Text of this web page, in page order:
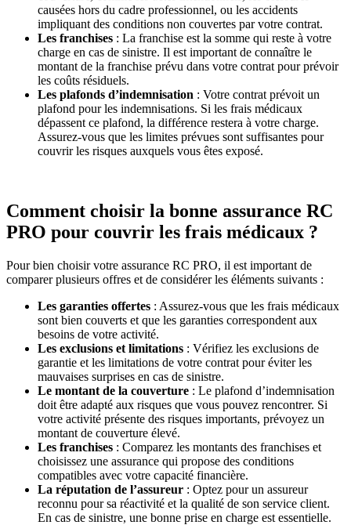
causées hors du cadre professionnel, ou les accidents
impliquant des conditions non couvertes par votre contrat.
Les franchises : La franchise est la somme qui reste à votre
charge en cas de sinistre. Il est important de connaître le
montant de la franchise prévu dans votre contrat pour prévoir
les coûts résiduels.
Les plafonds d’indemnisation : Votre contrat prévoit un
plafond pour les indemnisations. Si les frais médicaux
dépassent ce plafond, la différence restera à votre charge.
Assurez-vous que les limites prévues sont suffisantes pour
couvrir les risques auxquels vous êtes exposé.
Comment choisir la bonne assurance RC
PRO pour couvrir les frais médicaux ?
Pour bien choisir votre assurance RC PRO, il est important de
comparer plusieurs offres et de considérer les éléments suivants :
Les garanties offertes : Assurez-vous que les frais médicaux
sont bien couverts et que les garanties correspondent aux
besoins de votre activité.
Les exclusions et limitations : Vérifiez les exclusions de
garantie et les limitations de votre contrat pour éviter les
mauvaises surprises en cas de sinistre.
Le montant de la couverture : Le plafond d’indemnisation
doit être adapté aux risques que vous pouvez rencontrer. Si
votre activité présente des risques importants, prévoyez un
montant de couverture élevé.
Les franchises : Comparez les montants des franchises et
choisissez une assurance qui propose des conditions
compatibles avec votre capacité financière.
La réputation de l’assureur : Optez pour un assureur
reconnu pour sa réactivité et la qualité de son service client.
En cas de sinistre, une bonne prise en charge est essentielle.